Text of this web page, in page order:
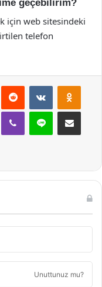
geçebilirim?
için web sitesindeki
telefon
Reddit VKontakte
Viber Line E-Posta ile
Unuttunuz mu?